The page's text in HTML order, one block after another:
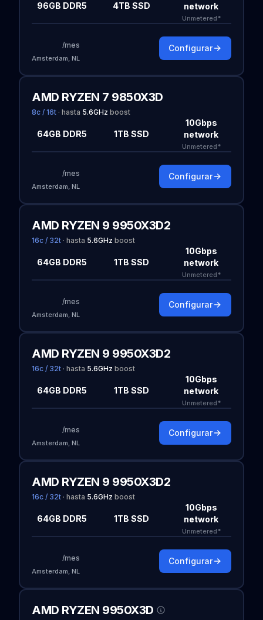
96GB DDR5 4TB SSD
network
Unmetered*
/mes
Amsterdam, NL
Configurar
AMD RYZEN 7 9850X3D
8c / 16t · hasta 5.6GHz boost
64GB DDR5 1TB SSD
10Gbps
network
Unmetered*
/mes
Amsterdam, NL
Configurar
AMD RYZEN 9 9950X3D2
16c / 32t · hasta 5.6GHz boost
64GB DDR5 1TB SSD
10Gbps
network
Unmetered*
/mes
Amsterdam, NL
Configurar
AMD RYZEN 9 9950X3D2
16c / 32t · hasta 5.6GHz boost
64GB DDR5 1TB SSD
10Gbps
network
Unmetered*
/mes
Amsterdam, NL
Configurar
AMD RYZEN 9 9950X3D2
16c / 32t · hasta 5.6GHz boost
64GB DDR5 1TB SSD
10Gbps
network
Unmetered*
/mes
Amsterdam, NL
Configurar
AMD RYZEN 9950X3D